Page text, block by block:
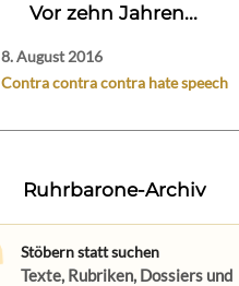
Vor zehn Jahren...
8. August 2016
Contra contra contra hate speech
Ruhrbarone-Archiv
Stöbern statt suchen
Texte, Rubriken, Dossiers und